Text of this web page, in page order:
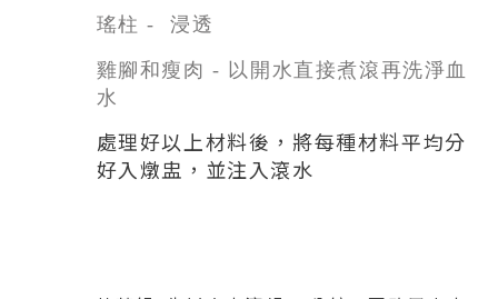
瑤柱 - 浸透
雞腳和 瘦肉 - 以開水直接煮滾再洗淨血
水
處理好以上材料後，將每種材料平均分
好入燉盅，並注入滾水